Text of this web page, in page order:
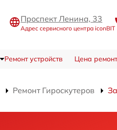
Проспект Ленина, 33
Адрес сервисного центра iconBIT
Ремонт устройств Цена
Ремонт Гироскутеров